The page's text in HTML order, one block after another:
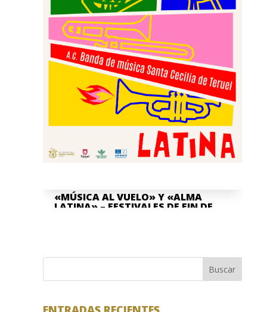
«MÚSICA AL VUELO» Y «ALMA
LATINA» – FESTIVALES DE FIN DE
Escuela Pública de Música "Antón García
Buscar